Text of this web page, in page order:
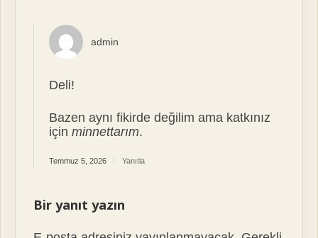
admin
Deli!
Bazen aynı fikirde değilim ama katkınız
içinminnettarım.
Temmuz 5, 2026 Yanıtla
Bir yanıt yazın